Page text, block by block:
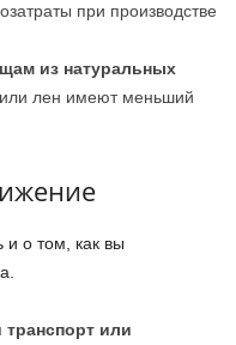
при производстве
из натуральных
лен имеют меньший
и о том, как вы
или